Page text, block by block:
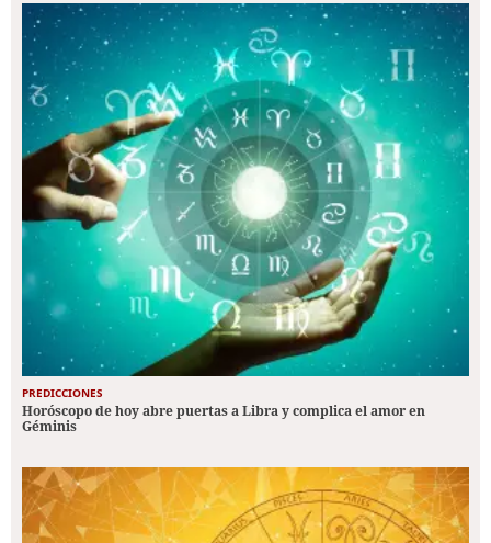
PREDICCIONES
Horóscopo de hoy abre puertas a Libra y complica el amor en
Géminis